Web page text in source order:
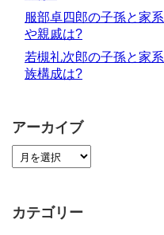
服部卓四郎の子孫と家
や親戚は?
若槻礼次郎の子孫と家
族構成は?
アーカイブ
カテゴリー